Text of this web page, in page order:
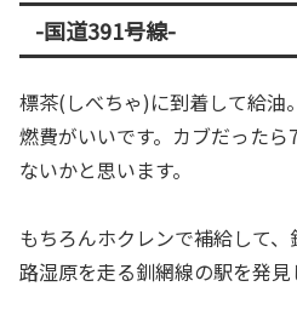
-国道391号線-
標茶(しべちゃ)に到着して給油
燃費がいいです。カブだった
ないかと思います。
もちろんホクレンで補給して
路湿原を走る釧網線の駅を発見